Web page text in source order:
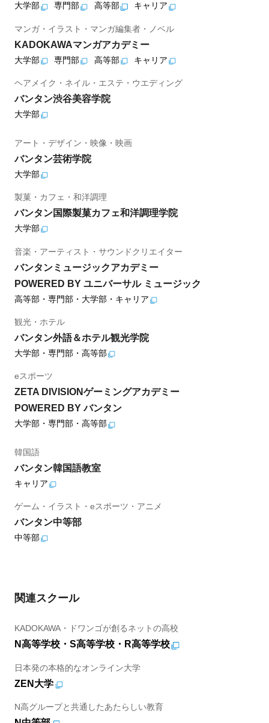
大学部 専門部 高等部 キャリア
マンガ・イラスト・マンガ編集者・ノベル
KADOKAWAマンガアカデミー
大学部 専門部 高等部 キャリア
ヘアメイク・ネイル・エステ・ウエディング
バンタン渋谷美容学院
大学部
アート・デザイン・映像・映画
バンタン芸術学院
大学部
製菓・カフェ・和洋調理
バンタン国際製菓カフェ和洋調理学院
大学部
音楽・アーティスト・サウンドクリエイター
バンタンミュージックアカデミー
POWERED BY ユニバーサル ミュージック
高等部・専門部・大学部・キャリア
観光・ホテル
バンタン外語＆ホテル観光学院
大学部・専門部・高等部
eスポーツ
ZETA DIVISIONゲーミングアカデミー
POWERED BY バンタン
大学部・専門部・高等部
韓国語
バンタン韓国語教室
キャリア
ゲーム・イラスト・eスポーツ・アニメ
バンタン中等部
中等部
関連スクール
KADOKAWA・ドワンゴが創るネットの高校
N高等学校・S高等学校・R高等学校
日本発の本格的なオンライン大学
ZEN大学
N高グループと共通したあたらしい教育